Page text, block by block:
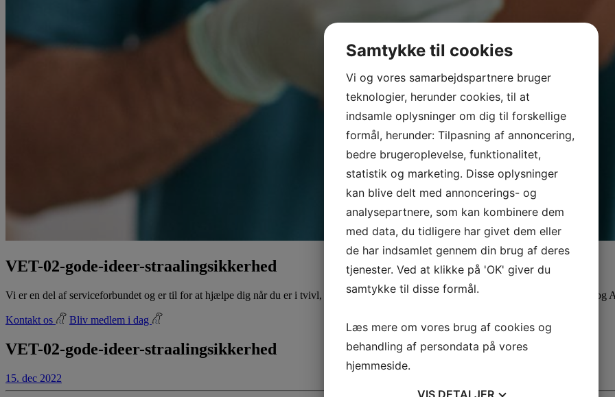
VET-02-gode-ideer-straalingsikkerhed
Vi er en del af serviceforbundet og er til for at hjælpe dig når du er i tvivl, skal skal godt videre eller søger nyt, både som din fagforening og
Kontakt os Bliv medlem i dag
VET-02-gode-ideer-straalingsikkerhed
15. dec 2022
Samtykke til cookies
Vi og vores samarbejdspartnere bruger
teknologier, herunder cookies, til at
indsamle oplysninger om dig til forskellige
formål, herunder: Tilpasning af annoncering,
bedre brugeroplevelse, funktionalitet,
statistik og marketing. Disse oplysninger
kan blive delt med annoncerings- og
analysepartnere, som kan kombinere dem
med data, du tidligere har givet dem eller
de har indsamlet gennem din brug af deres
tjenester. Ved at klikke på 'OK' giver du
samtykke til disse formål.
Læs mere om vores brug af cookies og
behandling af persondata på vores
hjemmeside.
VIS DETALJER